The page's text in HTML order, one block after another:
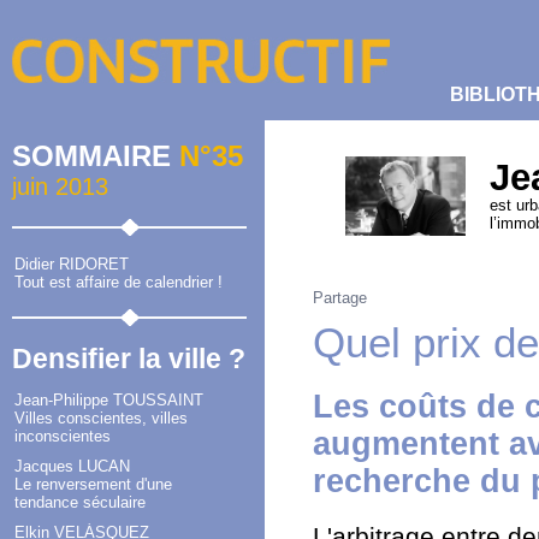
SOMMAIRE N°35
juin 2013
Didier RIDORET
Tout est affaire de calendrier !
Densifier la ville ?
Jean-Philippe TOUSSAINT
Villes conscientes, villes
inconscientes
Jacques LUCAN
Le renversement d'une
tendance séculaire
Elkin VELÁSQUEZ
est
Partage
Quel prix
Les coûts de
augmentent
recherche du